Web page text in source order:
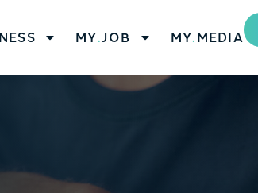
MY.JOB MY.MEDIA